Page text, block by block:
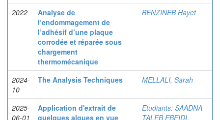
2022
Analyse de
l’endommagement de
l’adhésif d’une plaque
corrodée et réparée sous
chargement
thermomécanique
BENZINEB Hayet
2024-
10
The Analysis Techniques MELLALI, Sarah
2025-
06-01
Application d'extrait de
quelques algues en vue
Etudiants: SAADNA
TALEB EBEIDI,